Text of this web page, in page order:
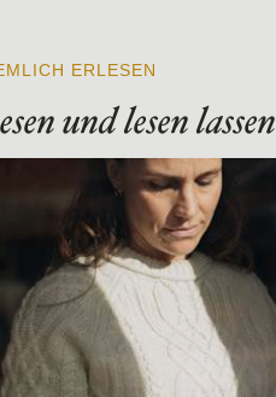
ERLESEN
und lesen lassen